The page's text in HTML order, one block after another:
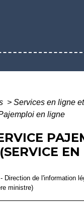
> Services en ligne
en ligne
EN
Direction de l'information
ministre)